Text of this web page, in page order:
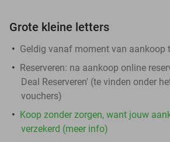
Grote kleine letters
Geldig vanaf moment van aankoop
Reserveren: na aankoop online
Deal Reserveren' (te vinden onder
vouchers)
Koop zonder zorgen, want jouw
verzekerd (meer info)